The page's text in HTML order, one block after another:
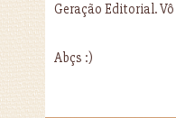
Geração Editorial.
Abçs :)